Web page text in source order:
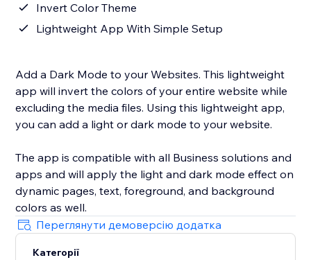
Invert Color Theme
Lightweight App With Simple Setup
Add a Dark Mode to your Websites. This lightweight
app will invert the colors of your entire website while
excluding the media files. Using this lightweight app,
you can add a light or dark mode to your website.
The app is compatible with all Business solutions and
apps and will apply the light and dark mode effect on
dynamic pages, text, foreground, and background
colors as well.
Переглянути демоверсію додатка
Категорії